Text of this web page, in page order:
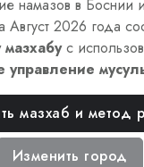
намазов в Боснии
Август 2026 года
мазхабус
управление
мазхаб и метод
Изменить город